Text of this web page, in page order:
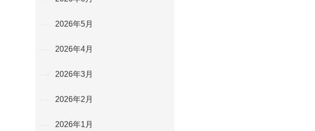
2026年5月
2026年4月
2026年3月
2026年2月
2026年1月